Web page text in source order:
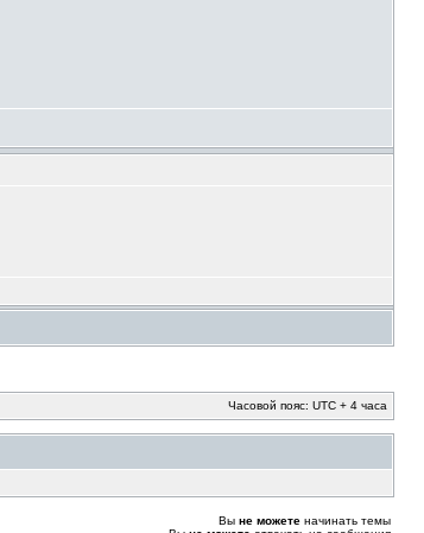
Часовой пояс: UTC + 4 часа
Вы не можете начинать темы